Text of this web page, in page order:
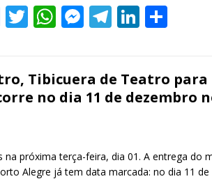
F
ac
b
o
k
T
w
er
W
h
s
A
p
M
e
e
n
er
T
el
gr
a
Li
n
e
dI
e
Tibicuera de Teatro para
no dia 11 de dezembro
próxima terça-feira, dia 01. A entrega do
Alegre já tem data marcada: no dia 11 de